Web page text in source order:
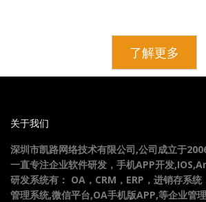
了解更多
关于我们
深圳市凯路网络技术有限公司,公司成立于
一直专注企业软件研发，手机APP开发
研发系统有： OA，CRM，ERP，进销存系
管理系统,微信平台,OA手机版APP,等企业管